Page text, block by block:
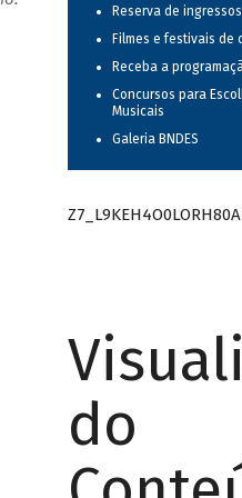
Reserva de ingressos
Filmes e festivais de
Receba a
Concursos para
Musicais
Galeria BNDES
do